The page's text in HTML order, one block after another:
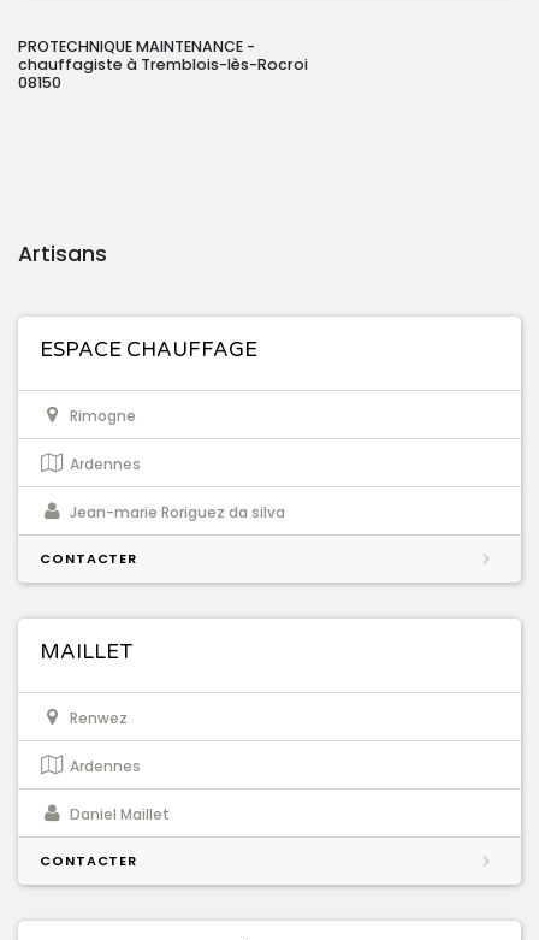
PROTECHNIQUE MAINTENANCE -
chauffagiste à Tremblois-lès-Rocroi
08150
Artisans
ESPACE CHAUFFAGE
Rimogne
Ardennes
Jean-marie Roriguez da silva
CONTACTER
MAILLET
Renwez
Ardennes
Daniel Maillet
CONTACTER